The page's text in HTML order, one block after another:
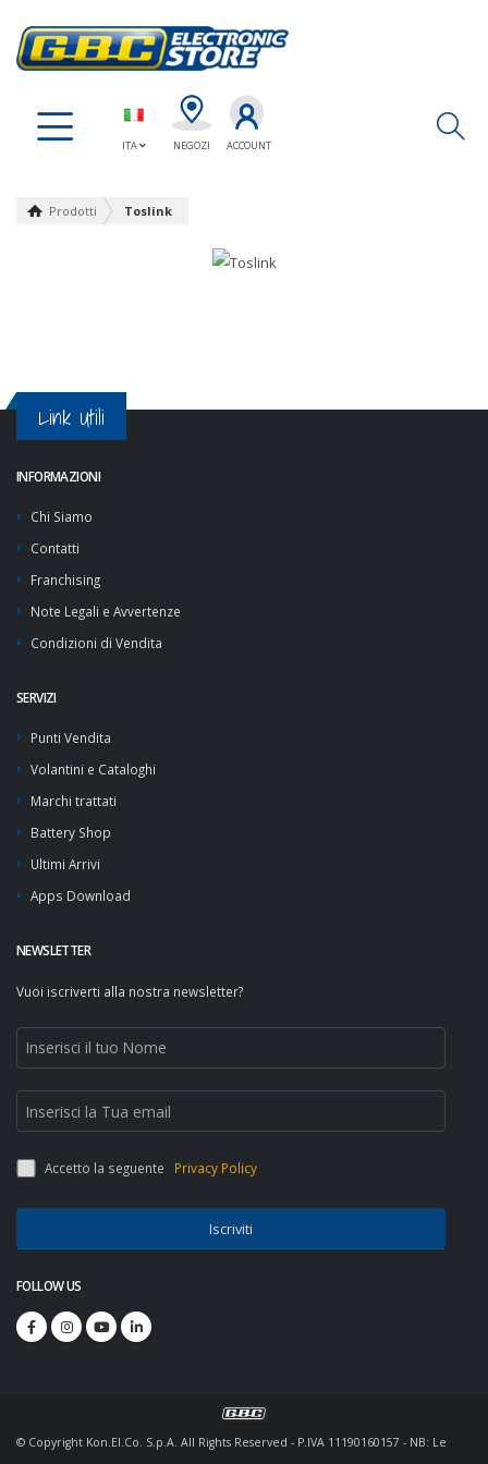
ITA NEGOZI ACCOUNT
Prodotti Toslink
Link Utili
INFORMAZIONI
Chi Siamo
Contatti
Franchising
Note Legali e Avvertenze
Condizioni di Vendita
SERVIZI
Punti Vendita
Volantini e Cataloghi
Marchi trattati
Battery Shop
Ultimi Arrivi
Apps Download
NEWSLETTER
Vuoi iscriverti alla nostra newsletter?
Accetto la seguente Privacy Policy
Iscriviti
FOLLOW US
© Copyright Kon.El.Co. S.p.A. All Rights Reserved - P.IVA 11190160157 - NB: Le